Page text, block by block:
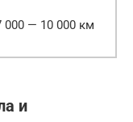
000 — 10 000 км
и